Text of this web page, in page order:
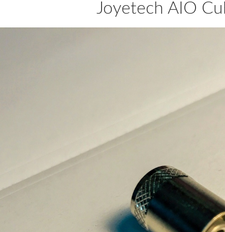
Joyetech AIO